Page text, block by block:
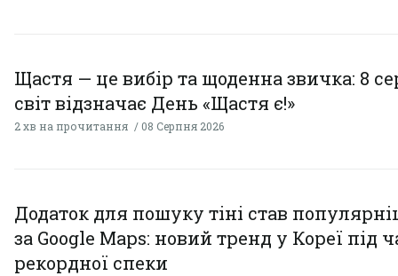
Щастя — це вибір та щоденна звичка: 8
світ відзначає День «Щастя є!»
2 хв на прочитання 08 Серпня 2026
Додаток для пошуку тіні став
за Google Maps: новий тренд у Кореї під
рекордної спеки